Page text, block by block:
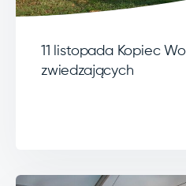
11 listopada Kopiec
zwiedzających